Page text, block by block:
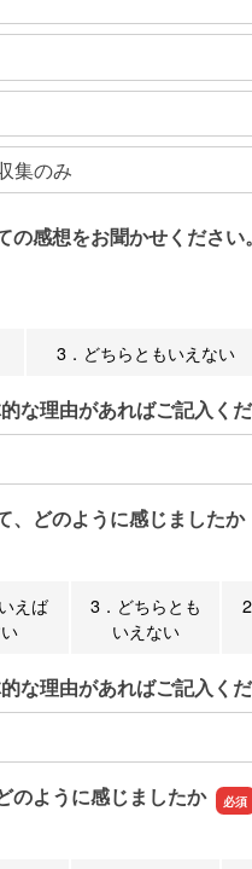
集のみ
の感想をお聞かせくださ
3．どちらともいえない
な理由があればご記入く
な理由があればご記入くだ
、どのように感じましたか
えば
3．どちらとも
いえない
な理由があればご記入く
な理由があればご記入くだ
のように感じましたか